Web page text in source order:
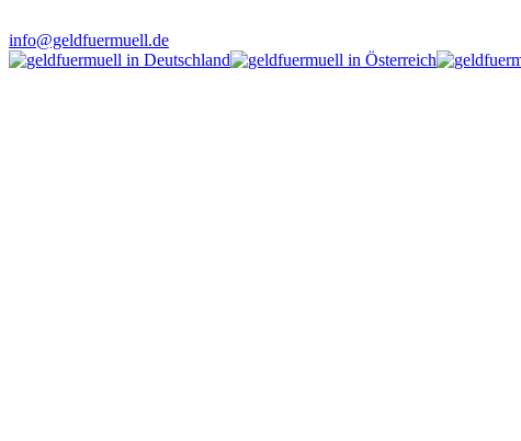
info@geldfuermuell.de